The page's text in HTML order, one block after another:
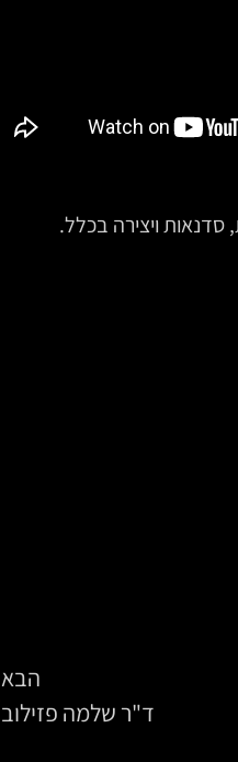
ויצירה בכלל.
הבא
ד"ר שלמה פזילוב